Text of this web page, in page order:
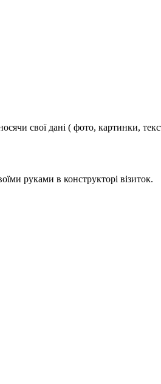
свої дані ( фото, картинки,
руками в конструкторі візиток.